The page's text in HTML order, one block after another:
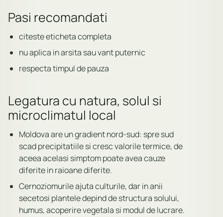
Pasi recomandati
citeste eticheta completa
nu aplica in arsita sau vant puternic
respecta timpul de pauza
Legatura cu natura, solul si
microclimatul local
Moldova are un gradient nord-sud: spre sud
scad precipitatiile si cresc valorile termice, de
aceea acelasi simptom poate avea cauze
diferite in raioane diferite.
Cernoziomurile ajuta culturile, dar in anii
secetosi plantele depind de structura solului,
humus, acoperire vegetala si modul de lucrare.